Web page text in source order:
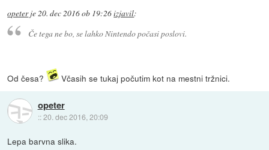
opeterje20. dec 2016 ob 19:26izjavil:
Če tega ne bo, se lahko Nintendo počasi poslovi.
Od česa? Včasih se tukaj počutim kot na mestni tržnici.
opeter
::20. dec 2016, 20:09
Lepa barvna slika.